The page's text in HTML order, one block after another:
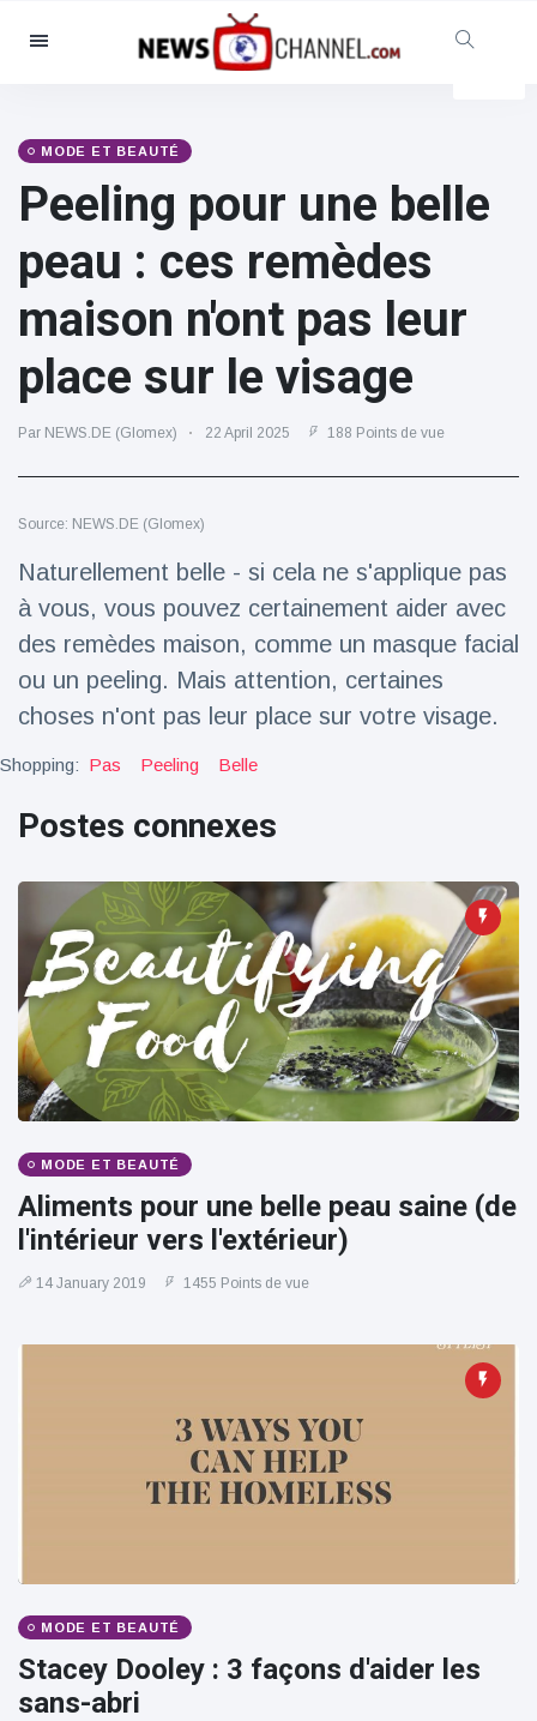
Catégories
Social et amusant
Cinéma et télévision
(81)
Célébrités
(13938)
Mode et beauté
(122)
Nourriture et boissons
(79)
Jeux
(160)
Santé et forme physique
Voyage et aventure
(77)
Dernières nouvelles
2023 Citroën
ë-C3 Reveal
Le Roadster
dérivé de la
F8 Spider est
le dernier
One-Off de
Maranello
18 March
Points de vue
Lotus dévoile
Emeya, sa
première
Hyper-GT
100électrique
18 March
23
Points de vue
MODE ET BEAUTÉ
Peeling pour une belle
peau : ces remèdes
maison n'ont pas leur
place sur le visage
Par NEWS.DE (Glomex) 22 April 2025 188 Points de vue
Source: NEWS.DE (Glomex)
Naturellement belle - si cela ne s'applique pas
à vous, vous pouvez certainement aider avec
des remèdes maison, comme un masque facial
ou un peeling. Mais attention, certaines
choses n'ont pas leur place sur votre visage.
Shopping: Pas Peeling Belle
Postes connexes
MODE ET BEAUTÉ
Aliments pour une belle peau saine (de
l'intérieur vers l'extérieur)
14 January 2019 1455 Points de vue
MODE ET BEAUTÉ
Stacey Dooley : 3 façons d'aider les
sans-abri